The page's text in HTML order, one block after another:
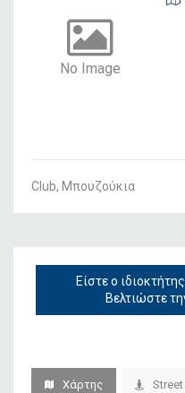
No Image
Club, Μπουζούκια
Είστε ο
Βελτιώστε
Χάρτης